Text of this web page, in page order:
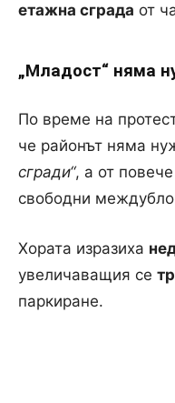
етажна сграда от
„Младост“ няма
По време на
че районът няма
сгради“, а от
свободни
Хората изразиха
увеличаващия се
паркиране.